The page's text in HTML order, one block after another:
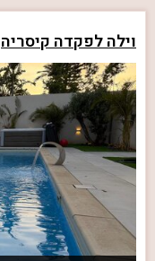
וילה לפקדה קיסריה